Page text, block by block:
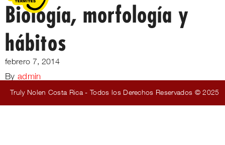
Biología, morfología y
hábitos
febrero 7, 2014
By admin
Truly Nolen Costa Rica - Todos los Derechos Reservados © 2025